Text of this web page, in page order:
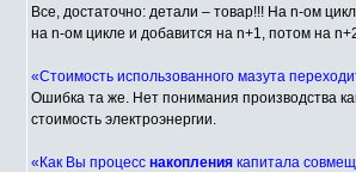
Все, достаточно: детали – товар!!! На n-ом
на n-ом цикле и добавится на n+1, потом на
«Стоимость использованного мазута
Ошибка та же. Нет понимания производства
стоимость электроэнергии.
«Как Вы процесс накопления капитала